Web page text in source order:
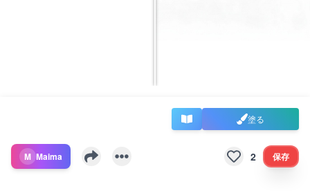
塗る
M Maima 2 保存